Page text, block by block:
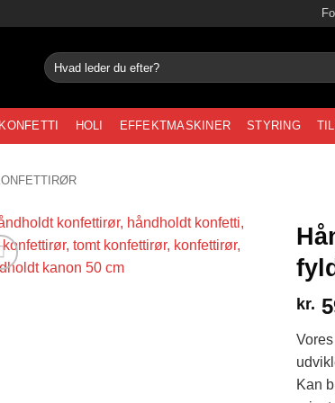
Søg
efter:
KONFETTI HOLI EFFEKTMASKINER STYRING
kr.
Kan